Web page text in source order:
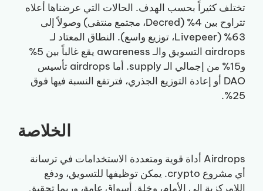
تختلف كثيراً بحسب الهدف. الحالات التي عرضناها أعلاه
تتراوح بين 4% (Decred، مجتمع منتقى) وصولاً إلى
63% (Livepeer، توزيع واسع). النطاق المعتاد لـ
airdrops التسويق والـ awareness يقع غالباً بين 5%
و15% من إجمالي الـ supply. أما airdrops تأسيس
DAO أو إعادة التوزيع الجذري، فترتفع النسبة فيها فوق
25%.
الخلاصة
Airdrops أداة قوية ومتعددة الاستخدامات في ترسانة
أي مشروع crypto. يمكن توظيفها للتسويق، ودفع
اللامركزية إلى الأمام، وخلق أسواق عامة، وربما تحقيق